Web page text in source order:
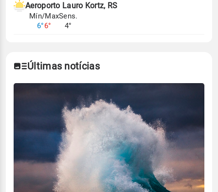
Aeroporto Lauro Kortz, RS
Mín/Max
6°6°
Sens.
4°
Últimas notícias